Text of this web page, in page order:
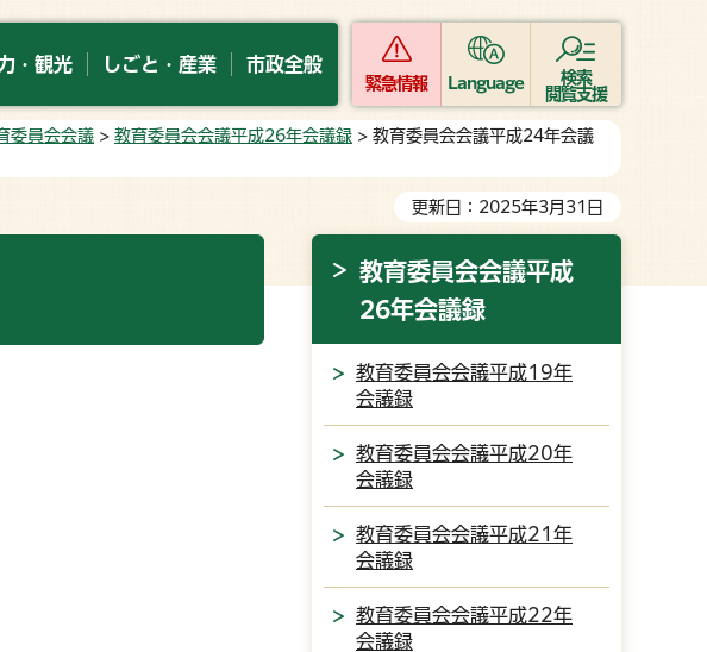
・観光 しごと・産業 市政全般
緊急情報 Language
検索
閲覧支援
委員会会議 > 教育委員会会議平成26年会議録 > 教育委員会会議平成24年会議
更新日：2025年3月31日
教育委員会会議平成
26年会議録
教育委員会会議平成19年
会議録
教育委員会会議平成20年
会議録
教育委員会会議平成21年
会議録
教育委員会会議平成22年
会議録